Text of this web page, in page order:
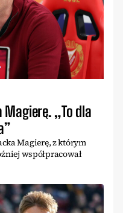
„To dla
Magierę, z którym
współpracował